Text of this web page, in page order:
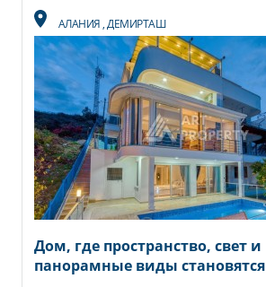
АЛАНИЯ,ДЕМИРТАШ
Дом, где пространство, свет и
панорамные виды